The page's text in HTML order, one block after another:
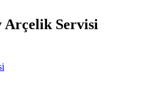
Arçelik Servisi